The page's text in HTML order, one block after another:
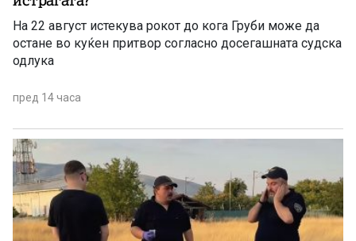
На 22 август истекува рокот до кога Груби може да
остане во куќен притвор согласно досегашната судска
одлука
пред 14 часа